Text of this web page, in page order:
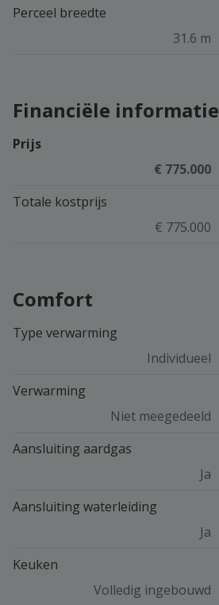
Perceel breedte
31.6 m
Financiële informatie
Prijs
€ 775.000
Totale kostprijs
€ 775.000
Comfort
Type verwarming
Individueel
Verwarming
Niet meegedeeld
Aansluiting aardgas
Ja
Aansluiting waterleiding
Ja
Keuken
Volledig ingebouwd